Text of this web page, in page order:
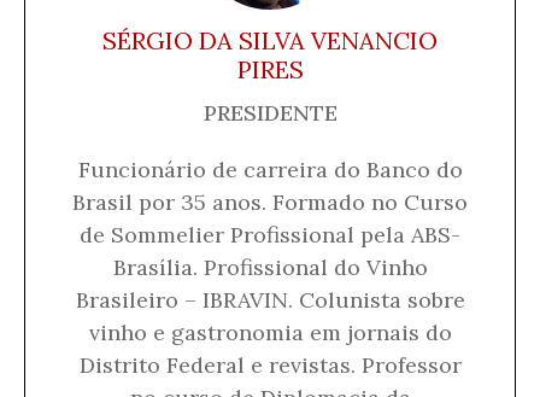
SÉRGIO DA SILVA VENANCIO
PIRES
PRESIDENTE
Funcionário de carreira do Banco do
Brasil por 35 anos. Formado no Curso
de Sommelier Profissional pela ABS-
Brasília. Profissional do Vinho
Brasileiro – IBRAVIN. Colunista sobre
vinho e gastronomia em jornais do
Distrito Federal e revistas. Professor